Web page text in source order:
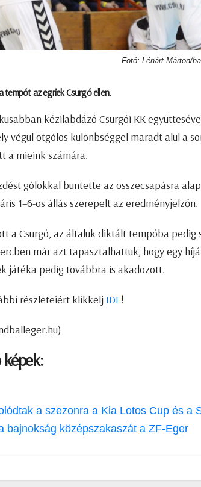
Fotó: Lénárt Márton/
tempót az egriek Csurgó ellen.
kézilabdázó Csurgói KK
végül ötgólos különbséggel maradt alul a
a mieink számára.
gólokkal büntette az összecsapásra
1–6-os állás szerepelt az eredményjelzőn.
a Csurgó, az általuk diktált tempóba
már azt tapasztalhattuk, hogy egy
játéka pedig továbbra is akadozott.
részleteiért klikkelj IDE!
a szezonra a Kia Lotos Cup és a
bajnokság középszakaszát a ZF-Eger